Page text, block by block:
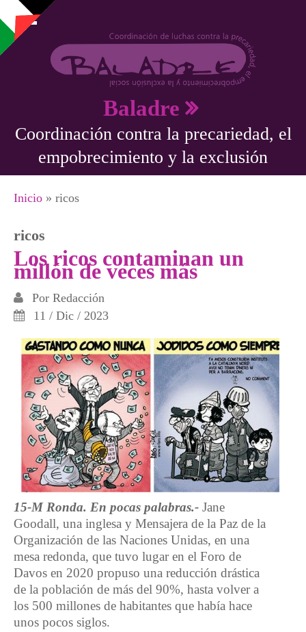
Pasar al contenido principal
Baladre
Coordinación contra la precariedad, el
empobrecimiento y la exclusión
Se encuentra usted aquí
Inicio » ricos
ricos
Los ricos contaminan un
millón de veces más
Por Redacción
11 / Dic / 2023
15-M Ronda. En pocas palabras.- Jane
Goodall, una inglesa y Mensajera de la Paz de la
Organización de las Naciones Unidas, en una
mesa redonda, que tuvo lugar en el Foro de
Davos en 2020 propuso una reducción drástica
de la población de más del 90%, hasta volver a
los 500 millones de habitantes que había hace
unos pocos siglos.